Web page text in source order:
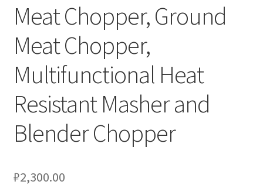
Сотрудничество
Meat Chopper, Ground
Meat Chopper,
Multifunctional Heat
Resistant Masher and
Blender Chopper
₽2,300.00